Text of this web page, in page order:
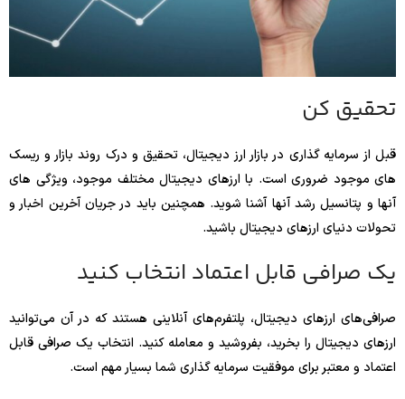
تحقیق کن
قبل از سرمایه گذاری در بازار ارز دیجیتال، تحقیق و درک روند بازار و ریسک
های موجود ضروری است. با ارزهای دیجیتال مختلف موجود، ویژگی های
آنها و پتانسیل رشد آنها آشنا شوید. همچنین باید در جریان آخرین اخبار و
تحولات دنیای ارزهای دیجیتال باشید.
یک صرافی قابل اعتماد انتخاب کنید
صرافی‌های ارزهای دیجیتال، پلتفرم‌های آنلاینی هستند که در آن می‌توانید
ارزهای دیجیتال را بخرید، بفروشید و معامله کنید. انتخاب یک صرافی قابل
اعتماد و معتبر برای موفقیت سرمایه گذاری شما بسیار مهم است.